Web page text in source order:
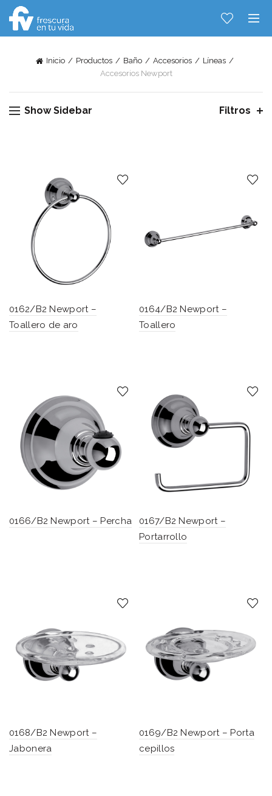
Inicio Productos Baño Accesorios
Líneas
Accesorios Newport
Show Sidebar Filtros
0162/B2 Newport –
Toallero de aro
0164/B2 Newport –
Toallero
0166/B2 Newport – Percha
0167/B2 Newport –
Portarrollo
0168/B2 Newport –
Jabonera
0169/B2 Newport – Porta
cepillos